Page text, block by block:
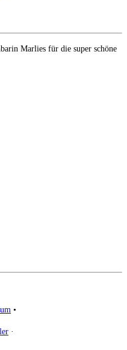
Marlies für die super schöne
•
·